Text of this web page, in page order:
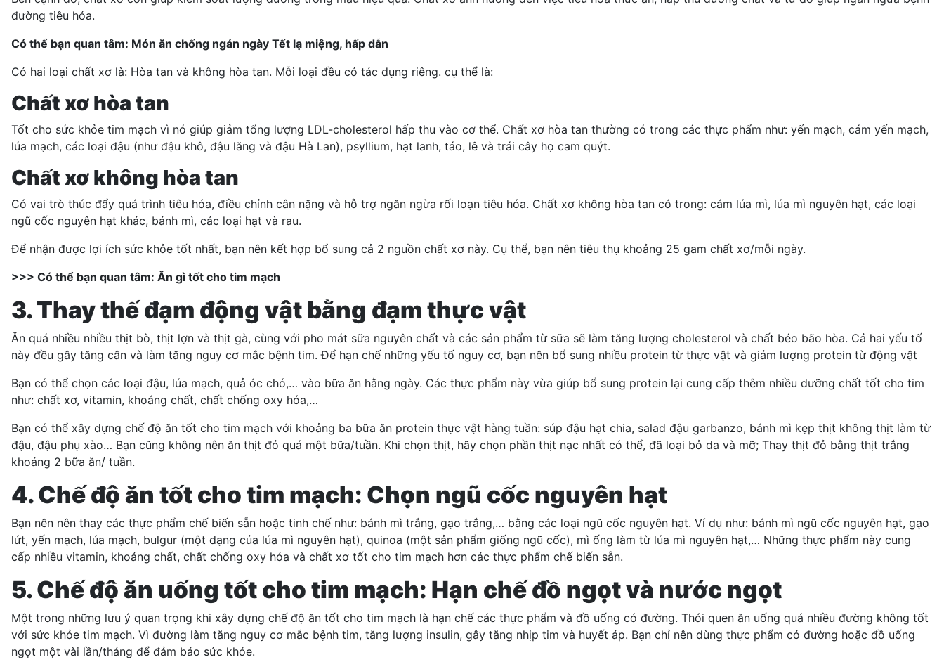
đường tiêu hóa.
Có thể bạn quan tâm: Món ăn chống ngán ngày Tết lạ miệng, hấp dẫn
Có hai loại chất xơ là: Hòa tan và không hòa tan. Mỗi loại đều có tác dụng riêng. cụ thể là:
Chất xơ hòa tan
Tốt cho sức khỏe tim mạch vì nó giúp giảm tổng lượng LDL-cholesterol hấp thu vào cơ thể. Chất xơ hòa tan thường có trong các thực phẩm như: yến mạch, cám yến mạch,
lúa mạch, các loại đậu (như đậu khô, đậu lăng và đậu Hà Lan), psyllium, hạt lanh, táo, lê và trái cây họ cam quýt.
Chất xơ không hòa tan
Có vai trò thúc đẩy quá trình tiêu hóa, điều chỉnh cân nặng và hỗ trợ ngăn ngừa rối loạn tiêu hóa. Chất xơ không hòa tan có trong: cám lúa mì, lúa mì nguyên hạt, các loại
ngũ cốc nguyên hạt khác, bánh mì, các loại hạt và rau.
Để nhận được lợi ích sức khỏe tốt nhất, bạn nên kết hợp bổ sung cả 2 nguồn chất xơ này. Cụ thể, bạn nên tiêu thụ khoảng 25 gam chất xơ/mỗi ngày.
>>> Có thể bạn quan tâm: Ăn gì tốt cho tim mạch
3. Thay thế đạm động vật bằng đạm thực vật
Ăn quá nhiều nhiều thịt bò, thịt lợn và thịt gà, cùng với pho mát sữa nguyên chất và các sản phẩm từ sữa sẽ làm tăng lượng cholesterol và chất béo bão hòa. Cả hai yếu tố
này đều gây tăng cân và làm tăng nguy cơ mắc bệnh tim. Để hạn chế những yếu tố nguy cơ, bạn nên bổ sung nhiều protein từ thực vật và giảm lượng protein từ động vật
Bạn có thể chọn các loại đậu, lúa mạch, quả óc chó,… vào bữa ăn hằng ngày. Các thực phẩm này vừa giúp bổ sung protein lại cung cấp thêm nhiều dưỡng chất tốt cho tim
như: chất xơ, vitamin, khoáng chất, chất chống oxy hóa,…
Bạn có thể xây dựng chế độ ăn tốt cho tim mạch với khoảng ba bữa ăn protein thực vật hàng tuần: súp đậu hạt chia, salad đậu garbanzo, bánh mì kẹp thịt không thịt làm từ
đậu, đậu phụ xào… Bạn cũng không nên ăn thịt đỏ quá một bữa/tuần. Khi chọn thịt, hãy chọn phần thịt nạc nhất có thể, đã loại bỏ da và mỡ; Thay thịt đỏ bằng thịt trắng
khoảng 2 bữa ăn/ tuần.
4. Chế độ ăn tốt cho tim mạch: Chọn ngũ cốc nguyên hạt
Bạn nên nên thay các thực phẩm chế biến sẵn hoặc tinh chế như: bánh mì trắng, gạo trắng,… bằng các loại ngũ cốc nguyên hạt. Ví dụ như: bánh mì ngũ cốc nguyên hạt, gạo
lứt, yến mạch, lúa mạch, bulgur (một dạng của lúa mì nguyên hạt), quinoa (một sản phẩm giống ngũ cốc), mì ống làm từ lúa mì nguyên hạt,… Những thực phẩm này cung
cấp nhiều vitamin, khoáng chất, chất chống oxy hóa và chất xơ tốt cho tim mạch hơn các thực phẩm chế biến sẵn.
5. Chế độ ăn uống tốt cho tim mạch: Hạn chế đồ ngọt và nước ngọt
Một trong những lưu ý quan trọng khi xây dựng chế độ ăn tốt cho tim mạch là hạn chế các thực phẩm và đồ uống có đường. Thói quen ăn uống quá nhiều đường không tốt
với sức khỏe tim mạch. Vì đường làm tăng nguy cơ mắc bệnh tim, tăng lượng insulin, gây tăng nhịp tim và huyết áp. Bạn chỉ nên dùng thực phẩm có đường hoặc đồ uống
ngọt một vài lần/tháng để đảm bảo sức khỏe.